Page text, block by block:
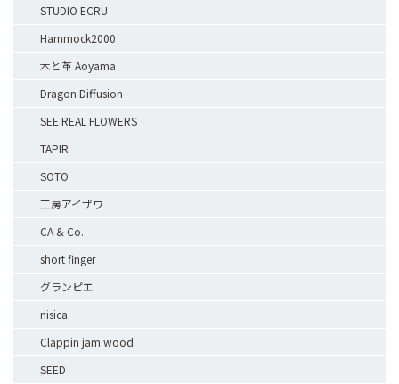
STUDIO ECRU
Hammock2000
木と革 Aoyama
Dragon Diffusion
SEE REAL FLOWERS
TAPIR
SOTO
工房アイザワ
CA & Co.
short finger
グランピエ
nisica
Clappin jam wood
SEED